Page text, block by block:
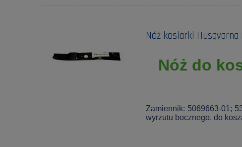
Nóż kosiarki
Nóż do
Zamiennik: 5069663-01;
wyrzutu bocznego, do